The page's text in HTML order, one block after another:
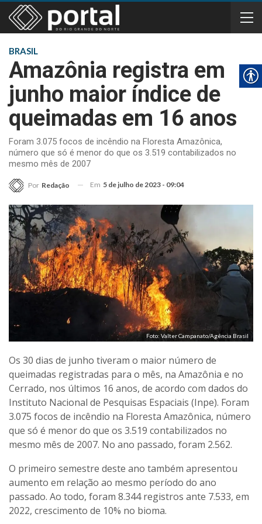
BRASIL
Amazônia registra em
junho maior índice de
queimadas em 16 anos
Foram 3.075 focos de incêndio na Floresta Amazônica,
número que só é menor do que os 3.519 contabilizados no
mesmo mês de 2007
Por Redação Em 5 de julho de 2023 - 09:04
Foto: Valter Campanato/Agência Brasil
Os 30 dias de junho tiveram o maior número de
queimadas registradas para o mês, na Amazônia e no
Cerrado, nos últimos 16 anos, de acordo com dados do
Instituto Nacional de Pesquisas Espaciais (Inpe). Foram
3.075 focos de incêndio na Floresta Amazônica, número
que só é menor do que os 3.519 contabilizados no
mesmo mês de 2007. No ano passado, foram 2.562.
O primeiro semestre deste ano também apresentou
aumento em relação ao mesmo período do ano
passado. Ao todo, foram 8.344 registros ante 7.533, em
2022, crescimento de 10% no bioma.